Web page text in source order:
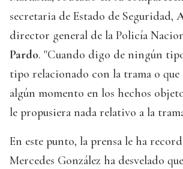
secretaria de Estado de Seguridad,
director general de la Policía
Pardo. "Cuando digo de ningún
tipo relacionado con la trama o que
algún momento en los hechos
le propusiera nada relativo a la
En este punto, la prensa le ha
Mercedes González ha desvelado